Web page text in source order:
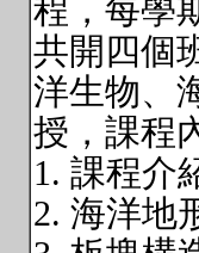
程，每學
共開四個
洋生物、
授，課程
1. 課程介
2. 海洋地